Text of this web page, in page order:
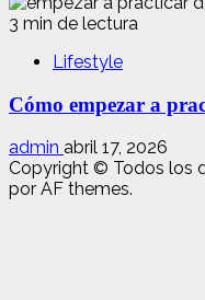
3 min de lectura
Lifestyle
Cómo empezar a
admin abril 17, 2026
Copyright © Todos los
por AF themes.